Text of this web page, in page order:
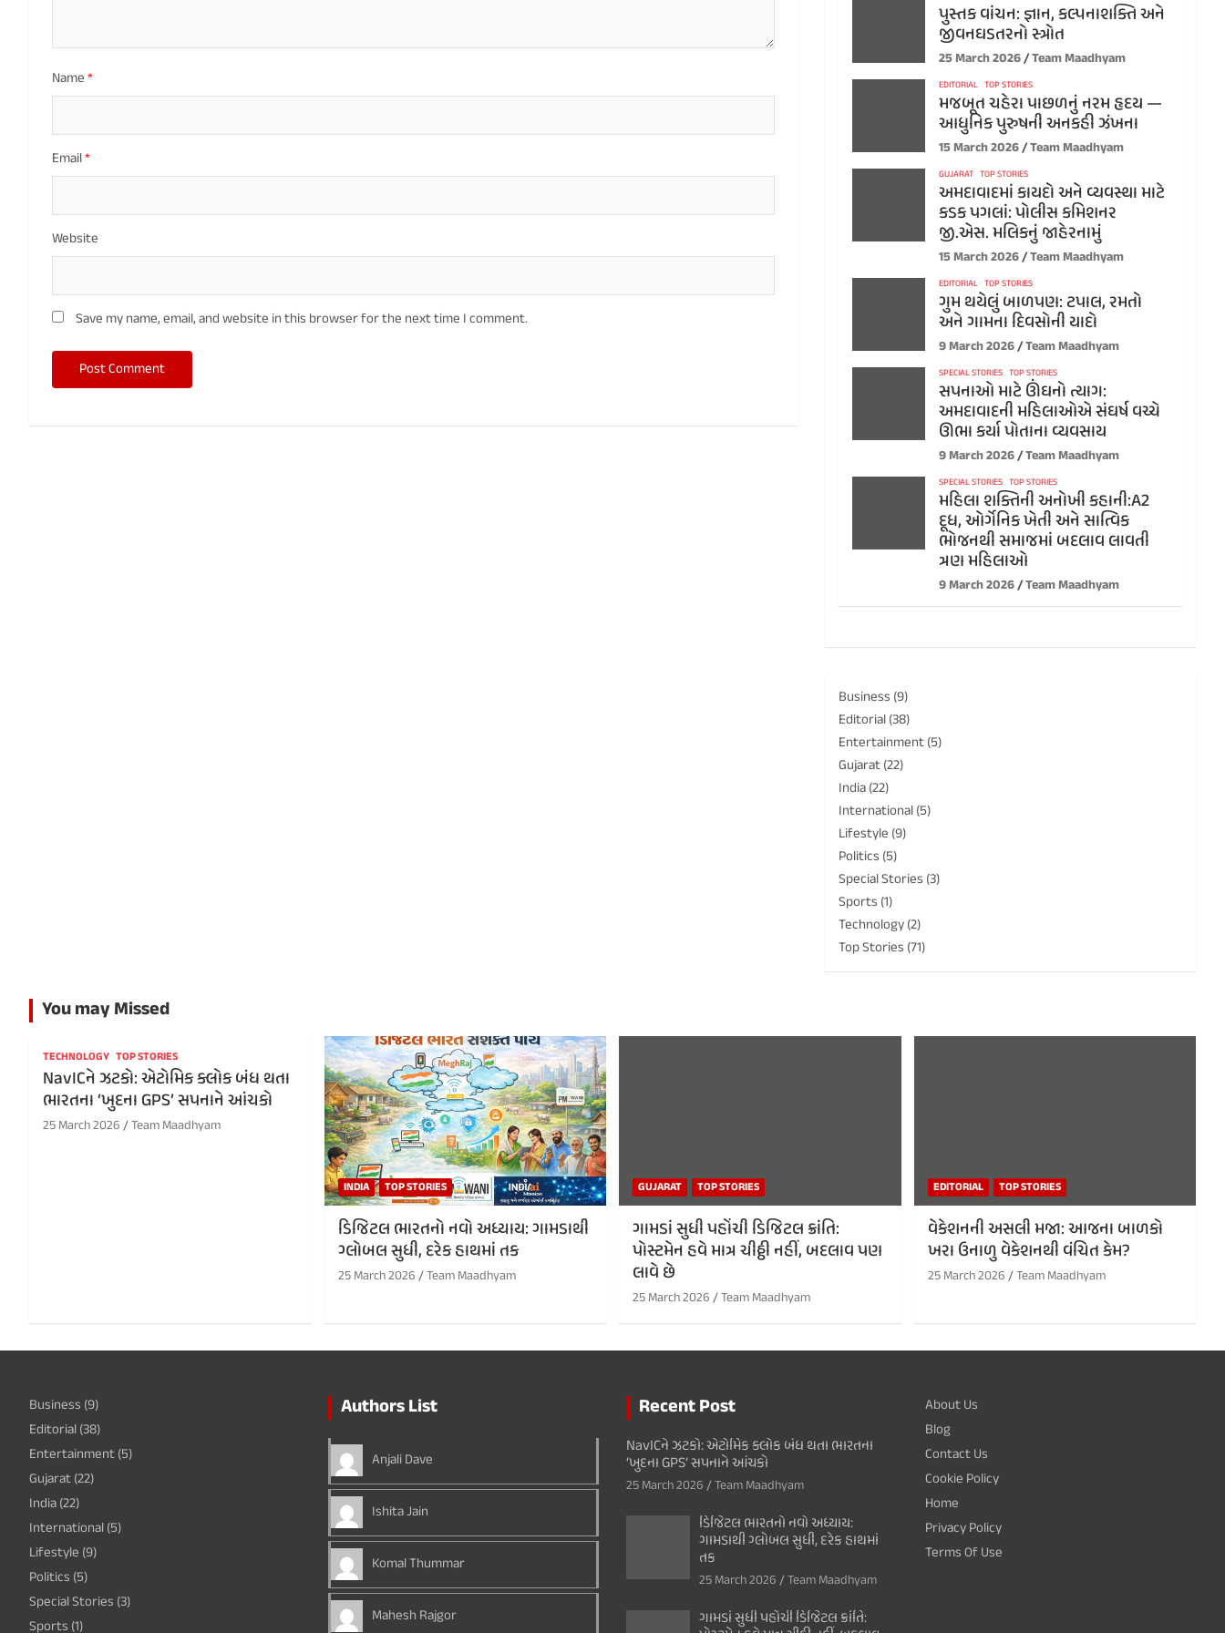
Name*
Email*
Website
Save my name, email, and website in this browser for the next time I comment.
પુસ્તક વાંચન: જ્ઞાન, કલ્પનાશક્તિ અને
જીવનઘડતરનો સ્ત્રોત
25 March 2026 Team Maadhyam
EDITORIAL TOP STORIES
મજબૂત ચહેરા પાછળનું નરમ હૃદય —
આધુનિક પુરુષની અનકહી ઝંખના
15 March 2026 Team Maadhyam
GUJARAT TOP STORIES
અમદાવાદમાં કાયદો અને વ્યવસ્થા માટે
કડક પગલાં: પોલીસ કમિશનર
જી.એસ. મલિકનું જાહેરનામું
15 March 2026 Team Maadhyam
EDITORIAL TOP STORIES
ગુમ થયેલું બાળપણ: ટપાલ, રમતો
અને ગામના દિવસોની યાદો
9 March 2026 Team Maadhyam
SPECIAL STORIES TOP STORIES
સપનાઓ માટે ઊંઘનો ત્યાગ:
અમદાવાદની મહિલાઓએ સંઘર્ષ વચ્ચે
ઊભા કર્યા પોતાના વ્યવસાય
9 March 2026 Team Maadhyam
SPECIAL STORIES TOP STORIES
મહિલા શક્તિની અનોખી કહાની:A2
દૂધ, ઓર્ગેનિક ખેતી અને સાત્વિક
ભોજનથી સમાજમાં બદલાવ લાવતી
ત્રણ મહિલાઓ
9 March 2026 Team Maadhyam
Business (9)
Editorial(38)
Entertainment(5)
Gujarat(22)
India(22)
International(5)
Lifestyle (9)
Politics (5)
Special Stories (3)
Sports (1)
Technology(2)
Top Stories (71)
You may Missed
TECHNOLOGY TOP STORIES
NavICને ઝટકો: એટોમિક ક્લોક બંધ થતા
ભારતના ‘ખુદના GPS’ સપનાને આંચકો
25 March 2026 Team Maadhyam
INDIA TOP STORIES
ડિજિટલ ભારતનો નવો અધ્યાય: ગામડાથી
ગ્લોબલ સુધી, દરેક હાથમાં તક
25 March 2026 Team Maadhyam
GUJARAT TOP STORIES
ગામડાં સુધી પહોંચી ડિજિટલ ક્રાંતિ:
પોસ્ટમેન હવે માત્ર ચીઠ્ઠી નહીં, બદલાવ પણ
લાવે છે
25 March 2026 Team Maadhyam
EDITORIAL TOP STORIES
વેકેશનની અસલી મજા: આજના બાળકો
ખરા ઉનાળુ વેકેશનથી વંચિત કેમ?
25 March 2026 Team Maadhyam
Business (9)
Editorial(38)
Entertainment(5)
Gujarat(22)
India(22)
International(5)
Lifestyle (9)
Politics (5)
Special Stories (3)
Sports (1)
Authors List
Anjali Dave
Ishita Jain
Komal Thummar
Mahesh Rajgor
Recent Post
NavICને ઝટકો: એટોમિક ક્લોક બંધ થતા ભારતના
‘ખુદના GPS’ સપનાને આંચકો
25 March 2026 Team Maadhyam
ડિજિટલ ભારતનો નવો અધ્યાય:
ગામડાથી ગ્લોબલ સુધી, દરેક હાથમાં
તક
25 March 2026 Team Maadhyam
ગામડાં સુધી પહોંચી ડિજિટલ ક્રાંતિ:
About Us
Blog
Contact Us
Cookie Policy
Home
Privacy Policy
Terms Of Use